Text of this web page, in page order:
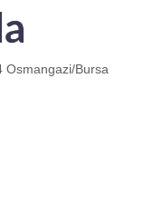
Osmangazi/Bursa